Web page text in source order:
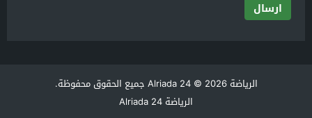
الرياضة Alriada 24© 2026 جميع الحقوق محفوظة.
الرياضة Alriada 24